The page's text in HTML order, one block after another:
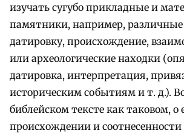
изучать сугубо прикладные и
памятники, например,
датировку, происхождение,
или археологические находки
датировка, интерпретация,
историческим событиям и т. д.).
библейском тексте как таковом, о
происхождении и соотнесенности